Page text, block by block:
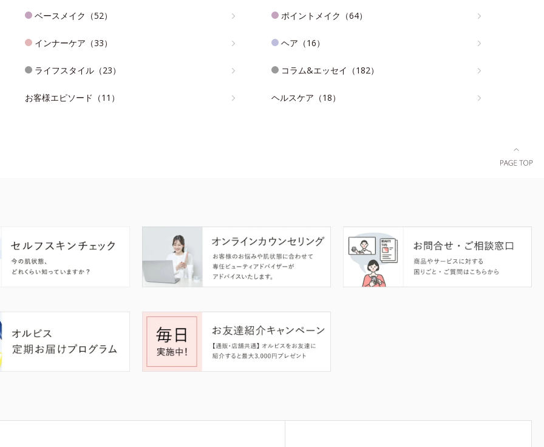
ベースメイク（52） ポイントメイク（64）
インナーケア（33） ヘア（16）
ライフスタイル（23） コラム&エッセイ（182）
お客様エピソード（11） ヘルスケア（18）